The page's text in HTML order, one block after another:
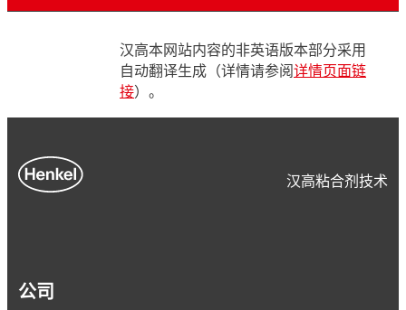
汉高本网站内容的非英语版本部分采用
自动翻译生成（详情请参阅详情页面链
接）。
汉高粘合剂技术
公司